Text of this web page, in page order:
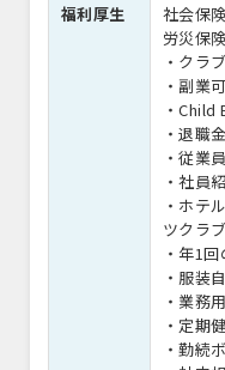
福利厚生
社会保
労災保険
・クラ
・副業
・
・退職
・従業
・社員
・ホテ
ツクラ
・年1
・服装
・業務
・定期
・勤続